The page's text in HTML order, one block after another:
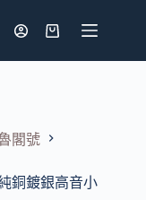
購
物
閣號
銅鍍銀高音小